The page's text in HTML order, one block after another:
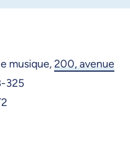
musique,200, avenue
325